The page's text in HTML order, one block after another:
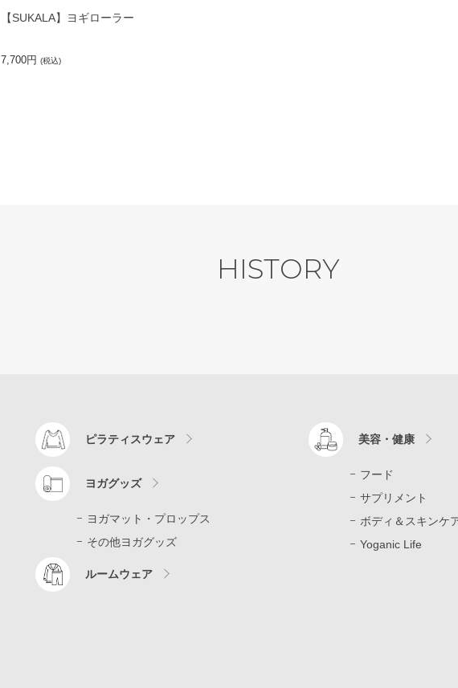
【SUKALA】ヨギローラー
7,700円 (税込)
HISTORY
ピラティスウェア
ヨガグッズ
ヨガマット・プロップス
その他ヨガグッズ
ルームウェア
美容・健康
フード
サプリメント
ボディ＆スキンケ
Yoganic Life